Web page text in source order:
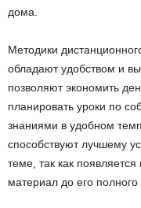
дома.
Методики
обладают удобством и
позволяют экономить
планировать уроки по
знаниями в удобном
способствуют лучшему
теме, так как
материал до его полного